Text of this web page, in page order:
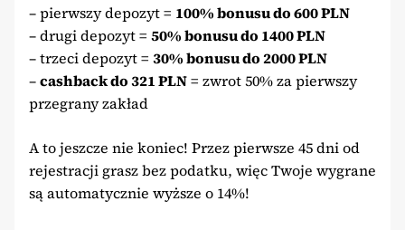
– pierwszy depozyt = 100% bonusu do 600 PLN
– drugi depozyt = 50% bonusu do 1400 PLN
– trzeci depozyt = 30% bonusu do 2000 PLN
–cashback do 321 PLN= zwrot 50% za pierwszy
przegrany zakład
A to jeszcze nie koniec! Przez pierwsze 45 dni od
rejestracji grasz bez podatku, więc Twoje wygrane
są automatycznie wyższe o 14%!